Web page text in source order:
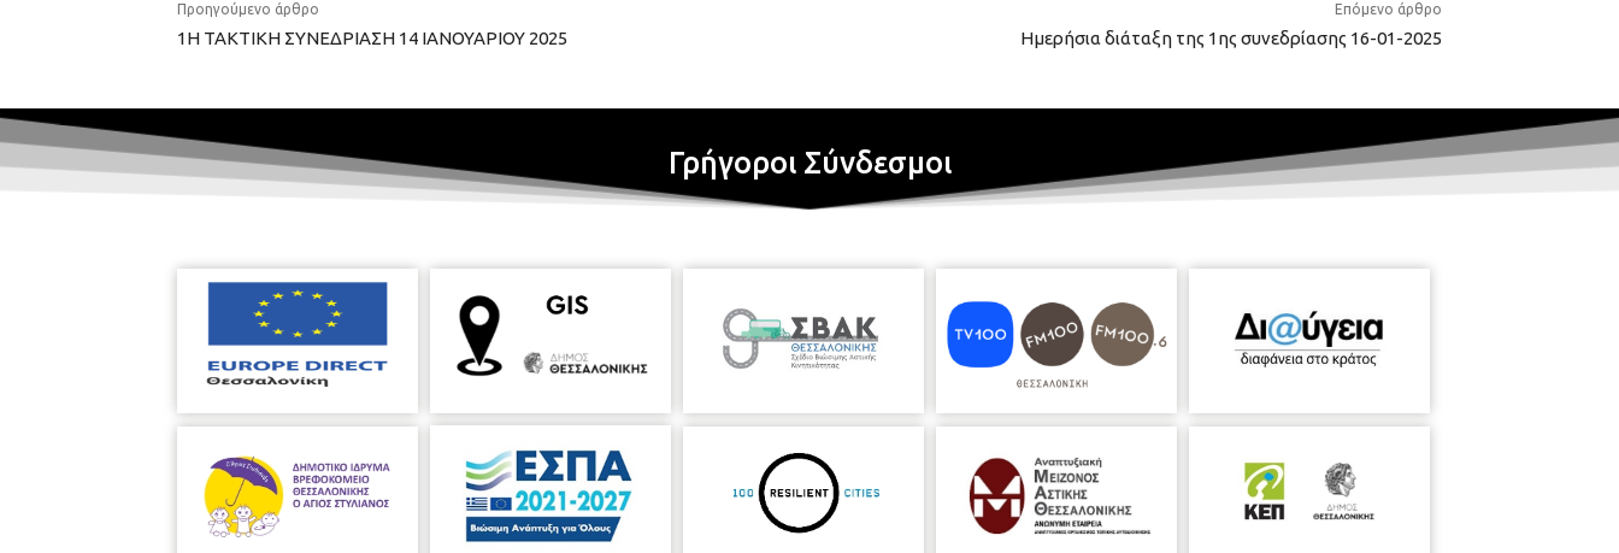
Προηγούμενο άρθρο
1Η ΤΑΚΤΙΚΗ ΣΥΝΕΔΡΙΑΣΗ 14 ΙΑΝΟΥΑΡΙΟΥ 2025
Επόμενο άρθρο
Ημερήσια διάταξη της 1ης συνεδρίασης 16-01-2025
Γρήγοροι Σύνδεσμοι